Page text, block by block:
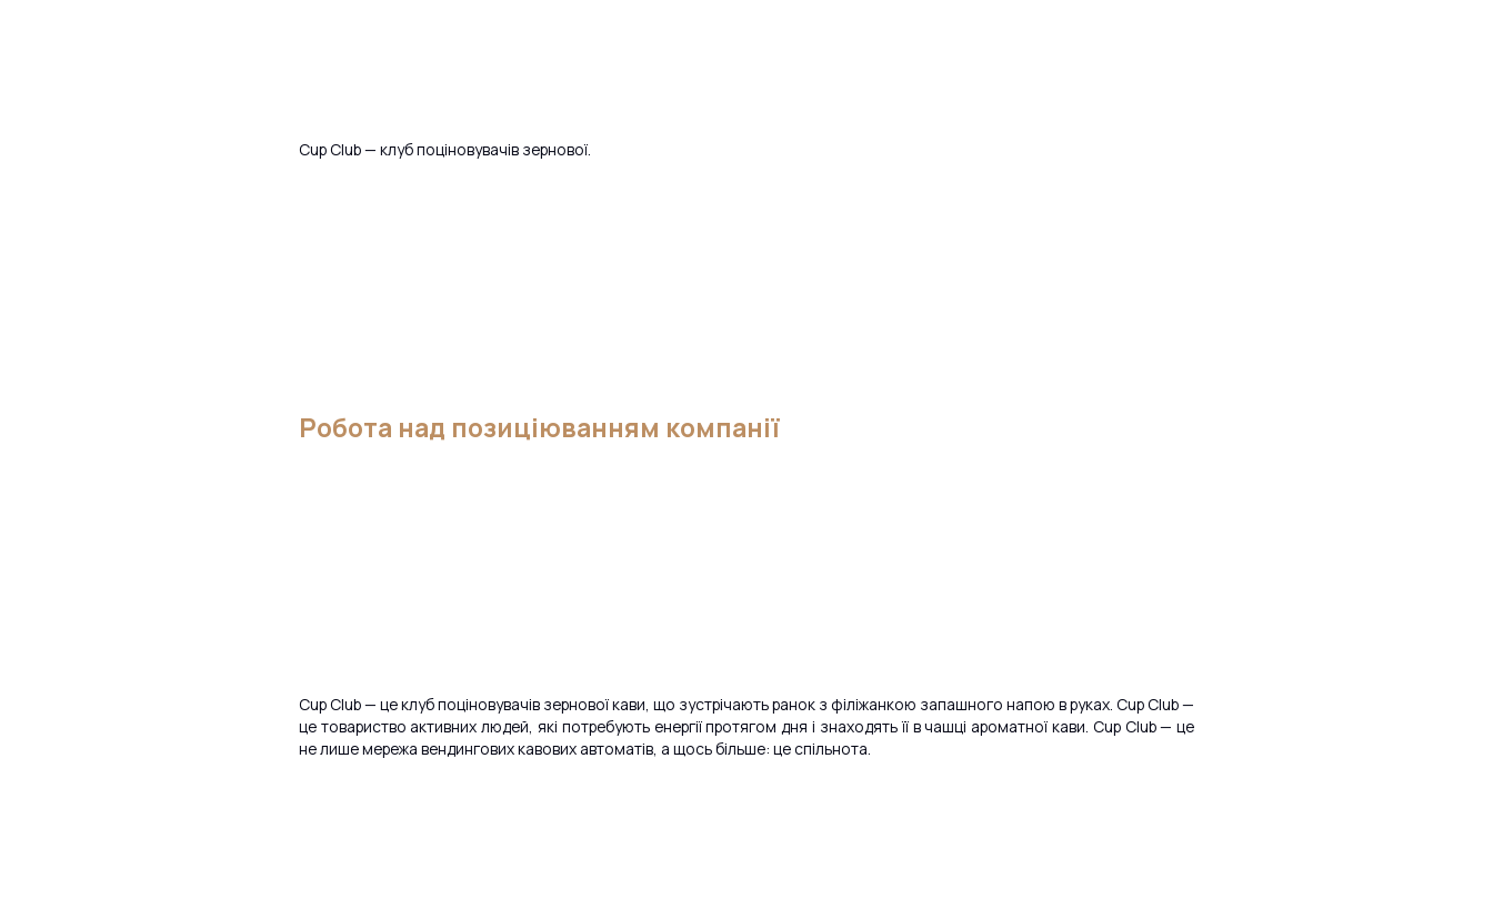
Cup Club — клуб поціновувачів зернової.
Робота над позиціюванням компанії
Cup Club — це клуб поціновувачів зернової кави, що зустрічають ранок з філіжанкою запашного напою в руках. Cup Club —
це товариство активних людей, які потребують енергії протягом дня і знаходять її в чашці ароматної кави. Cup Club — це
не лише мережа вендингових кавових автоматів, а щось більше: це спільнота.